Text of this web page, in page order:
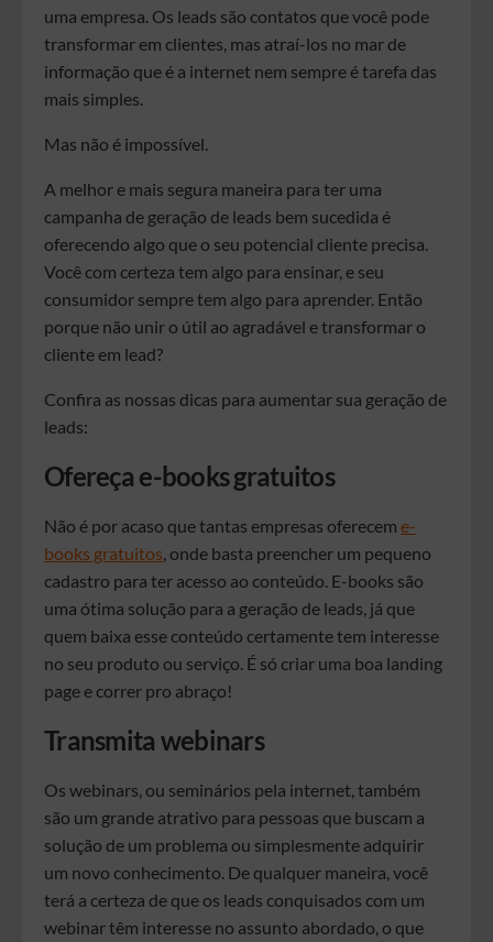
uma empresa. Os leads são contatos que você pode
transformar em clientes, mas atraí-los no mar de
informação que é a internet nem sempre é tarefa das
mais simples.
Mas não é impossível.
A melhor e mais segura maneira para ter uma
campanha de geração de leads bem sucedida é
oferecendo algo que o seu potencial cliente precisa.
Você com certeza tem algo para ensinar, e seu
consumidor sempre tem algo para aprender. Então
porque não unir o útil ao agradável e transformar o
cliente em lead?
Confira as nossas dicas para aumentar sua geração de
leads:
Ofereça e-books gratuitos
Não é por acaso que tantas empresas oferecem e-
books gratuitos, onde basta preencher um pequeno
cadastro para ter acesso ao conteúdo. E-books são
uma ótima solução para a geração de leads, já que
quem baixa esse conteúdo certamente tem interesse
no seu produto ou serviço. É só criar uma boa landing
page e correr pro abraço!
Transmita webinars
Os webinars, ou seminários pela internet, também
são um grande atrativo para pessoas que buscam a
solução de um problema ou simplesmente adquirir
um novo conhecimento. De qualquer maneira, você
terá a certeza de que os leads conquisados com um
webinar têm interesse no assunto abordado, o que